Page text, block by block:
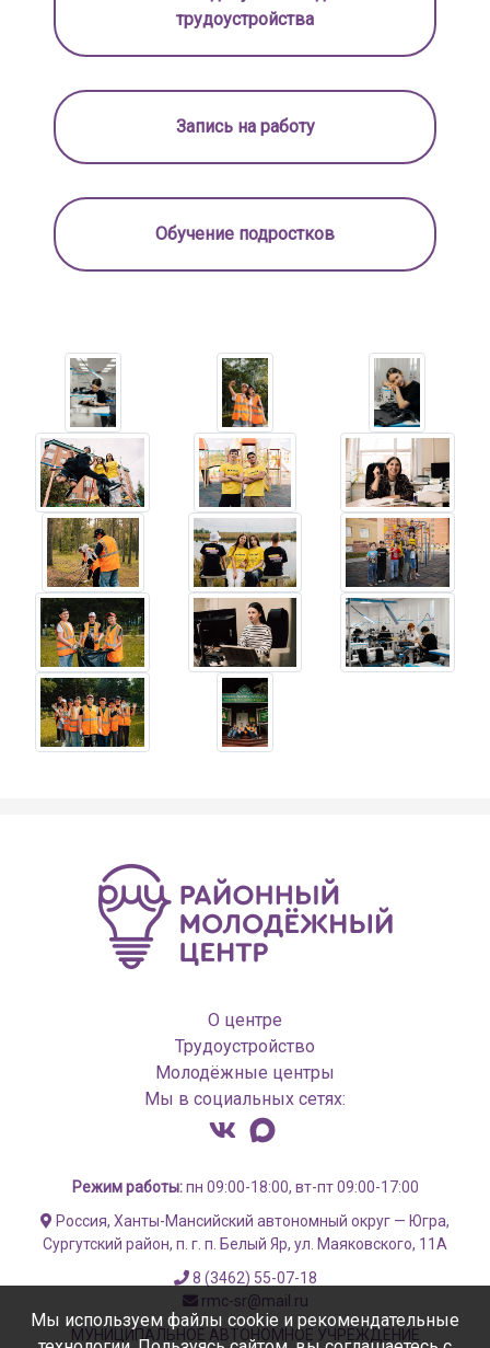
трудоустройства
Запись на работу
Обучение подростков
О центре
Трудоустройство
Молодёжные центры
Мы в социальных сетях:
Режим работы:пн 09:00-18:00, вт-пт 09:00-17:00
Россия, Ханты-Мансийский автономный округ — Югра,
Сургутский район, п. г. п. Белый Яр, ул. Маяковского, 11А
8 (3462) 55-07-18
rmc-sr@mail.ru
МУНИЦИПАЛЬНОЕ АВТОНОМНОЕ УЧРЕЖДЕНИЕ
Мы используем файлы cookie и рекомендательные